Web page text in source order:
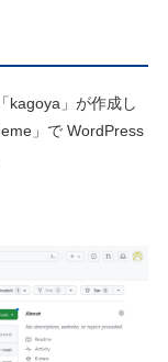
kagoya」が作成し
」で WordPress